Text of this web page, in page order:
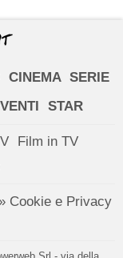
CINEMA SERIE
STAR
Film in TV
» Cookie e Privacy